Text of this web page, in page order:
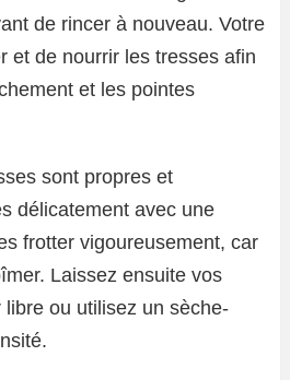
de rincer à nouveau. Votre
et de nourrir les tresses afin
et les pointes
sont propres et
délicatement avec une
frotter vigoureusement, car
Laissez ensuite vos
libre ou utilisez un sèche-